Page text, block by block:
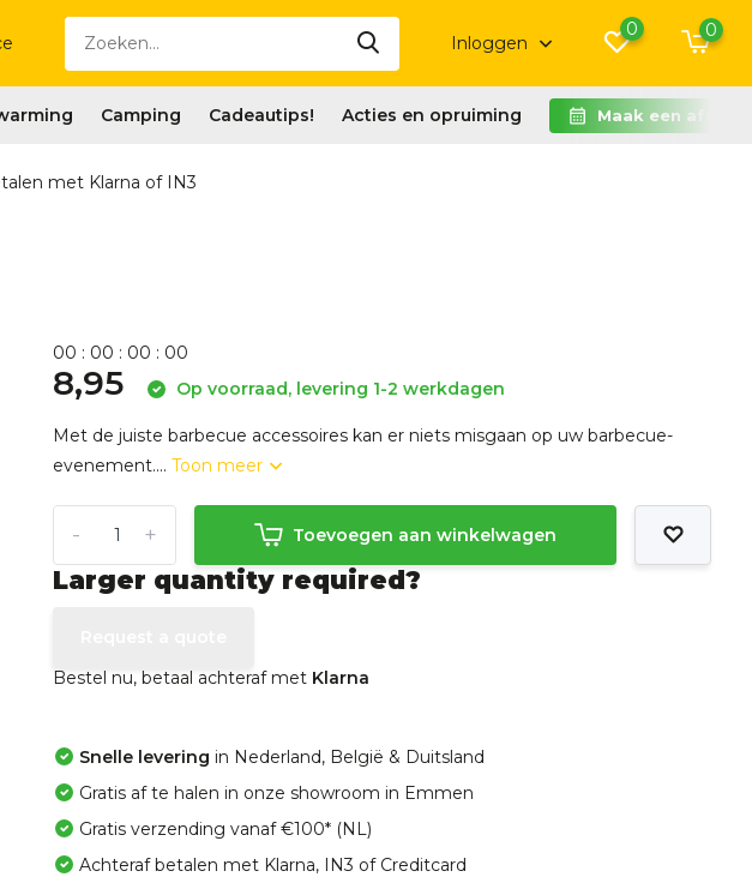
Inloggen
0 0
Camping Cadeautips! Acties en opruiming Maak een
met Klarna of IN3
00 : 00 : 00 : 00
8,95 Op voorraad, levering 1-2 werkdagen
Met de juiste barbecue accessoires kan er niets misgaan op uw barbecue-
evenement....Toon meer
+
- Toevoegen aan winkelwagen
Larger quantity required?
Bestel nu, betaal achteraf met Klarna
Snelle levering in Nederland, België & Duitsland
Gratis af te halen in onze showroom in Emmen
Gratis verzending vanaf €100* (NL)
Achteraf betalen met Klarna, IN3 of Creditcard